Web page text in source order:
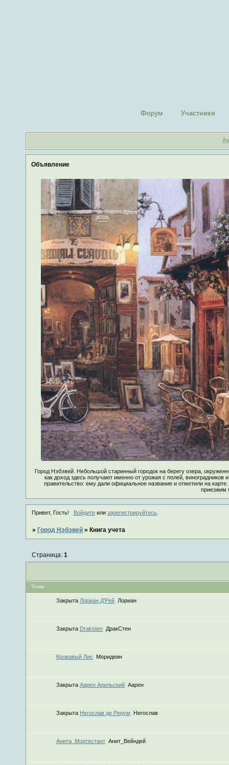
Форум Участники
Объявление
Город Нэбэвей. Небольшой старинный городок на берегу озера,
как доход здесь получают именно от урожая с полей,
правительство: ему дали официальное название и отметили на
приезжим
Привет, Гость! Войдитеили зарегистрируйтесь.
» Город Нэбэвей » Книга учета
Страница:1
Тема
Закрыта Лориан Д'Рей Лориан
Закрыта Draksten ДракСтен
Кровавый Лис Моридеин
Закрыта Аарен Арильский Аарен
Закрыта Негослав де Рерум Негослав
Анита_Мортестант Анит_Вейндей